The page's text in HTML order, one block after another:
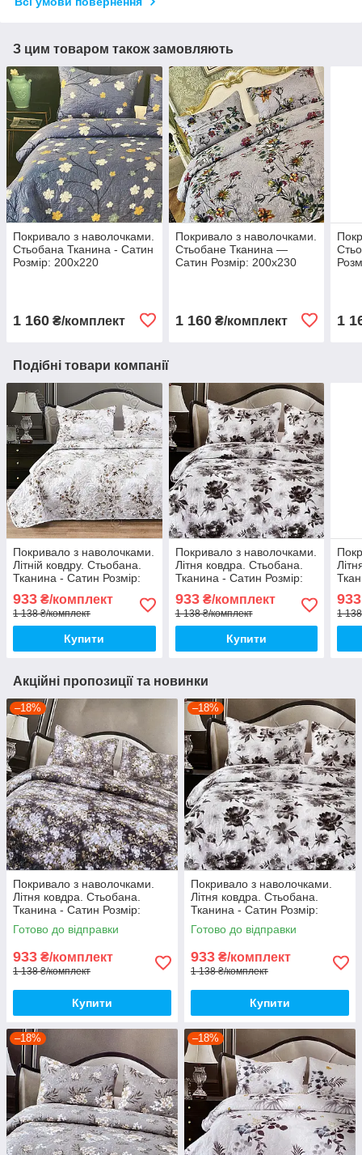
З цим товаром також замовляють
Покривало з наволочками.
Стьобана Тканина - Сатин
Розмір: 200х220
1 160 ₴/комплект
Покривало з наволочками.
Стьобане Тканина —
Сатин Розмір: 200х230
1 160₴/комплект 1
Подібні товари компанії
Покривало з наволочками.
Літній ковдру. Стьобана.
Тканина - Сатин Розмір:
200х220 Наволочки: 50*70
933 ₴/комплект
1 138 ₴/комплект
Купити
Покривало з наволочками.
Літня ковдра. Стьобана.
Тканина - Сатин Розмір:
200х230 Наволочки: 50*70
933₴/комплект
1 138 ₴/комплект
Купити
933
1
Акційні пропозиції та новинки
–18%
Покривало з наволочками.
Літня ковдра. Стьобана.
Тканина - Сатин Розмір:
200х230 Наволочки: 50*70
Готово до відправки
933 ₴/комплект
1 138 ₴/комплект
Купити
–18%
Покривало з наволочками.
Літня ковдра. Стьобана.
Тканина - Сатин Розмір:
200х230 Наволочки: 50*70
Готово до відправки
933 ₴/комплект
1 138 ₴/комплект
Купити
–18% –18%